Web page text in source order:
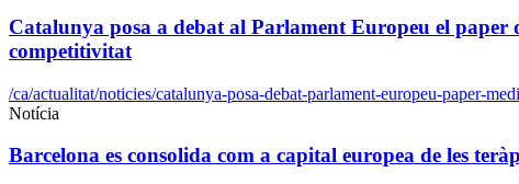
Catalunya posa a debat al Parlament Europeu el paper
competitivitat
/ca/actualitat/noticies/catalunya-posa-debat-parlament-europeu-paper-
Notícia
Barcelona es consolida com a capital europea de les